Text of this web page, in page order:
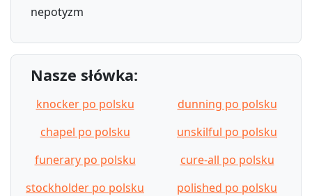
nepotyzm
Nasze słówka:
knocker po polsku
dunning po polsku
chapel po polsku
unskilful po polsku
funerary po polsku
cure-all po polsku
stockholder po polsku
polished po polsku